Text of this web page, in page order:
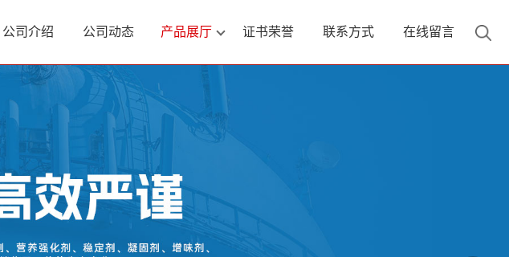
公司介绍 公司动态 产品展厅 证书荣誉 联系方式 在线留言